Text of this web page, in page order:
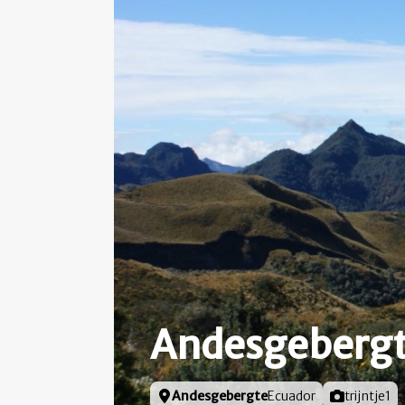
Locatie
AndesgebergteEcuador Foto door
trijntje1